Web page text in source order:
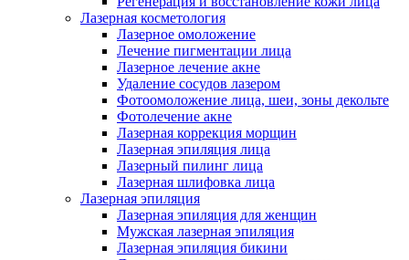
Лазерная косметология
Лазерное омоложение
Лечение пигментации лица
Лазерное лечение акне
Удаление сосудов лазером
Фотоомоложение лица, шеи, зоны декольте
Фотолечение акне
Лазерная коррекция морщин
Лазерная эпиляция лица
Лазерный пилинг лица
Лазерная шлифовка лица
Лазерная эпиляция
Лазерная эпиляция для женщин
Мужская лазерная эпиляция
Лазерная эпиляция бикини